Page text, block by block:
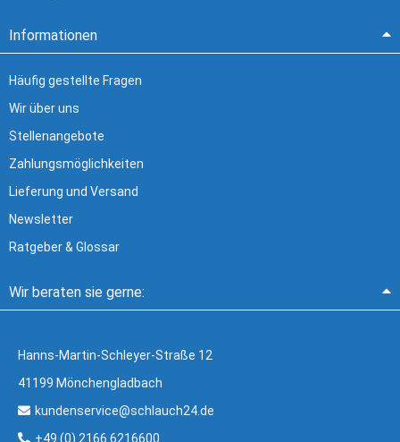
Informationen
Häufig gestellte Fragen
Wir über uns
Stellenangebote
Zahlungsmöglichkeiten
Lieferung und Versand
Newsletter
Ratgeber & Glossar
Wir beraten sie gerne:
Hanns-Martin-Schleyer-Straße 12
41199 Mönchengladbach
kundenservice@schlauch24.de
+49 (0) 2166 6216600